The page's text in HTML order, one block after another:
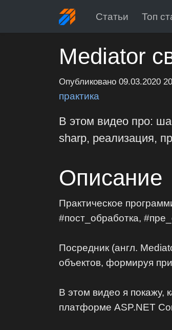
Статьи Топ
Mediator
Опубликовано09.03.2020
практика
В этом видео про:
sharp, реализация,
Описание
Практическое
#пост_обработка,
Посредник (англ.
объектов, формируя
В этом видео я покажу,
платформе ASP.NET